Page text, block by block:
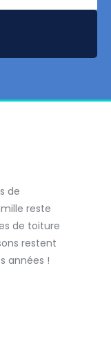
de
reste
de toiture
restent
années !